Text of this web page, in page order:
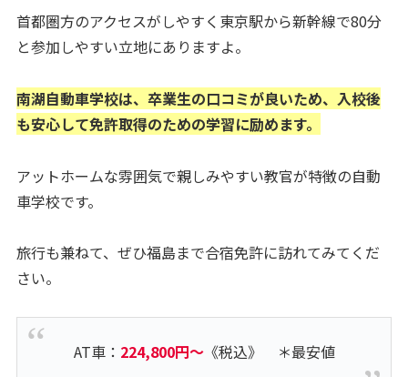
首都圏方のアクセスがしやすく東京駅から新幹線で80分
と参加しやすい立地にありますよ。
南湖自動車学校は、卒業生の口コミが良いため、入校後
も安心して免許取得のための学習に励めます。
アットホームな雰囲気で親しみやすい教官が特徴の自動
車学校です。
旅行も兼ねて、ぜひ福島まで合宿免許に訪れてみてくだ
さい。
AT車： 224,800円～《税込》 ＊最安値